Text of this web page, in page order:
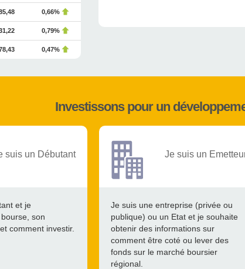
0,66%
0,79%
0,47%
Investissons pour un
suis un Débutant
et je
son
comment investir.
Je suis un
Je suis une entreprise (privée ou
publique) ou un Etat et je souhaite
obtenir des informations sur
comment être coté ou lever des
fonds sur le marché boursier
régional.